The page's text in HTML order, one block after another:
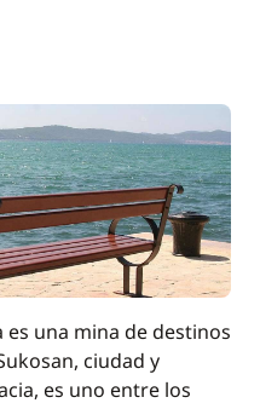
es una mina de destinos
ciudad y
es uno entre los